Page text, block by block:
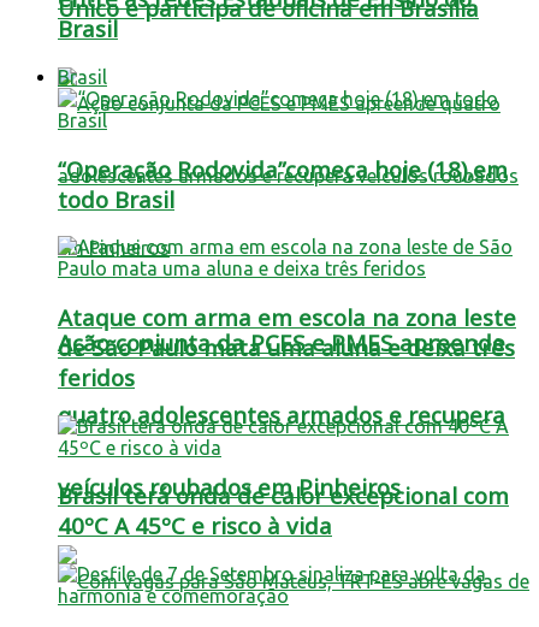
Único e participa de oficina em Brasília
Ação conjunta da PCES e PMES apreende
quatro adolescentes armados e recupera
veículos roubados em Pinheiros
Brasil
Brasil
“Operação Rodovida”começa hoje (18),em
todo Brasil
Ataque com arma em escola na zona leste
de São Paulo mata uma aluna e deixa três
feridos
Brasil terá onda de calor excepcional com
40ºC A 45ºC e risco à vida